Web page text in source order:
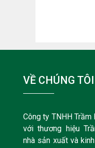
VỀ CHÚNG TÔI
Công ty TNHH Trầm
với thương hiệu
nhà sản xuất và